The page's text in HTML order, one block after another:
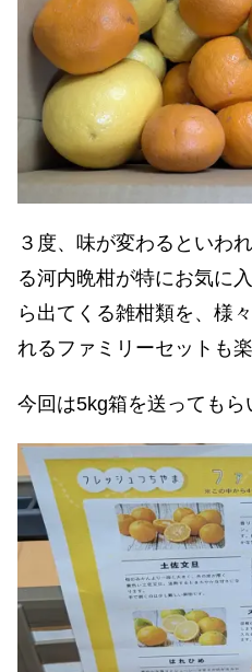
３度、味が変わるといわ
る河内晩柑が特にお気に
ら出てくる雑柑類を、様
れるファミリーセットも
今回は5kg箱を送ってもら